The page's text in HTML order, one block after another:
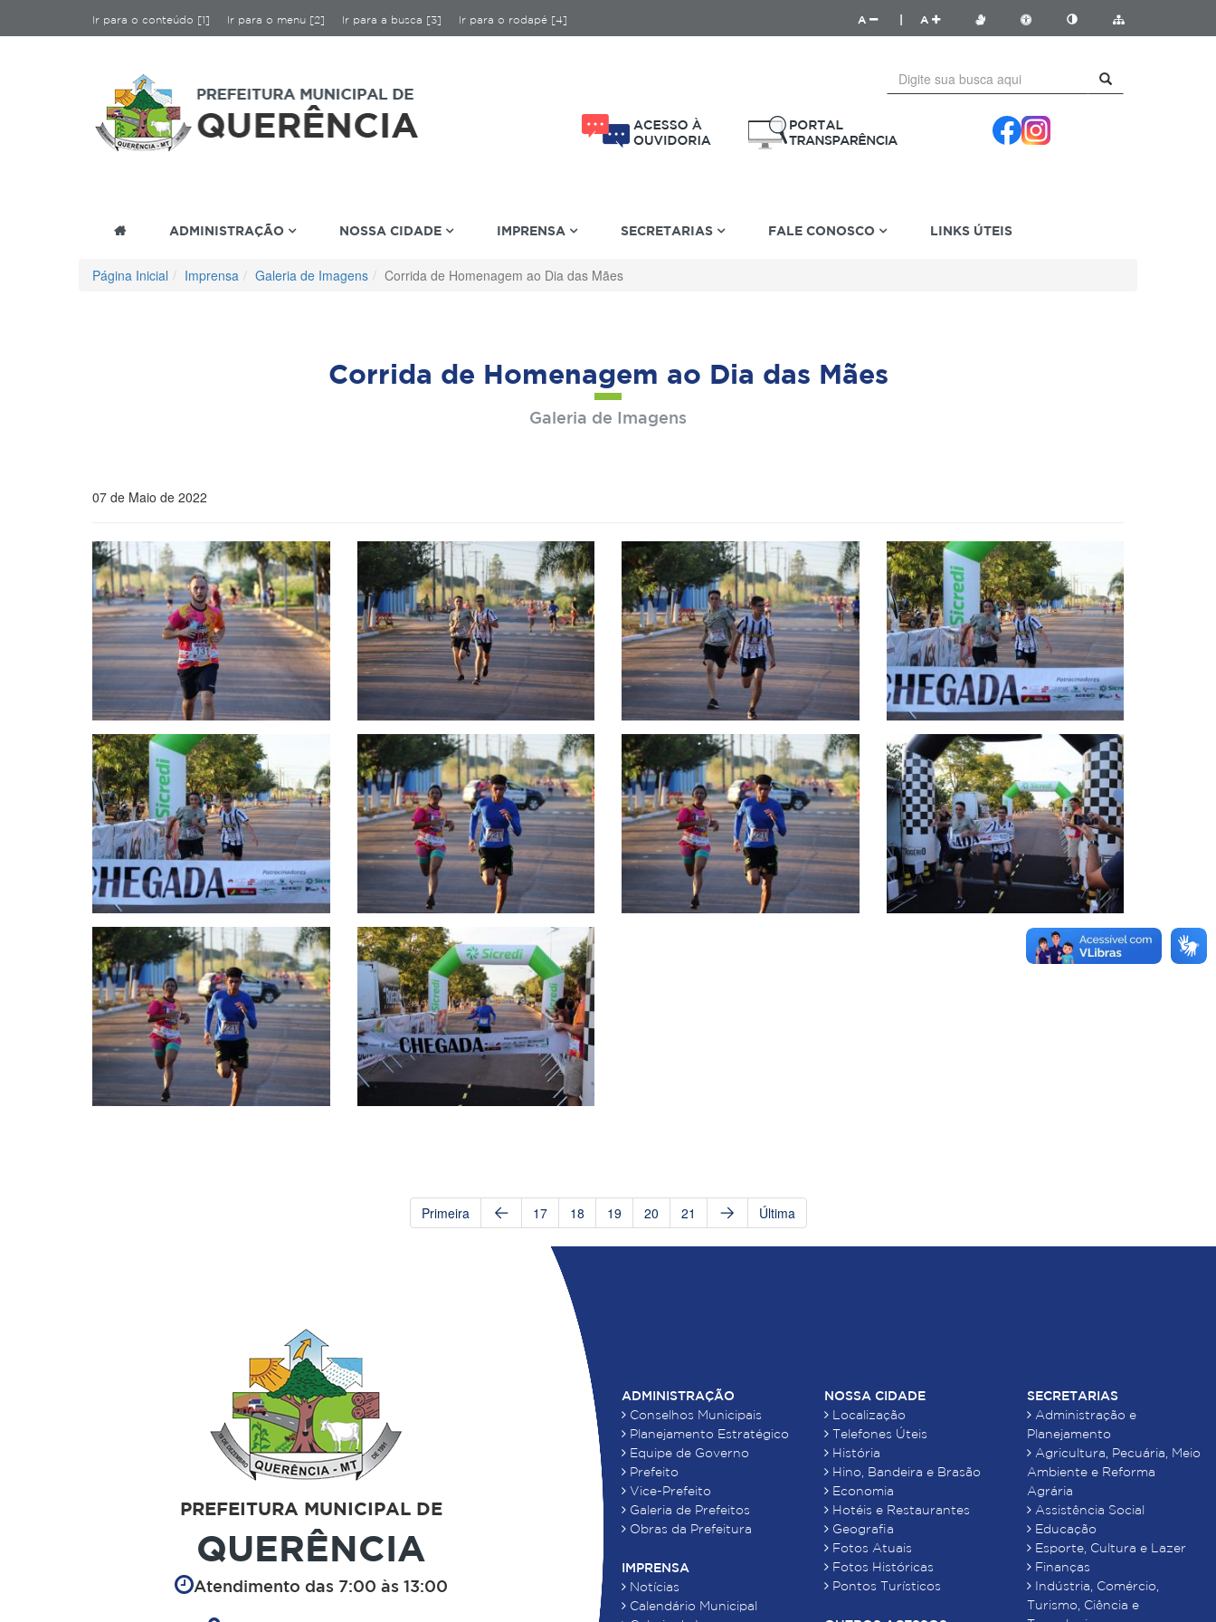
Ir para o conteúdo [1] Ir para o menu [2] Ir para a busca [3] Ir para o rodapé [4] A A
ADMINISTRAÇÃO NOSSA CIDADE IMPRENSA SECRETARIAS FALE CONOSCO LINKS ÚTEIS
Página Inicial Imprensa Galeria de Imagens Corrida de Homenagem ao Dia das Mães
Corrida de Homenagem ao Dia das Mães
Galeria de Imagens
07 de Maio de 2022
Primeira 17 18 19 20 21 Última
PREFEITURA MUNICIPAL DE
QUERÊNCIA
Atendimento das 7:00 às 13:00
ADMINISTRAÇÃO
Conselhos Municipais
Planejamento Estratégico
Equipe de Governo
Prefeito
Vice-Prefeito
Galeria de Prefeitos
Obras da Prefeitura
IMPRENSA
Notícias
Calendário Municipal
NOSSA CIDADE
Localização
Telefones Úteis
História
Hino, Bandeira e Brasão
Economia
Hotéis e Restaurantes
Geografia
Fotos Atuais
Fotos Históricas
Pontos Turísticos
SECRETARIAS
Administração e
Planejamento
Agricultura, Pecuária, Meio
Ambiente e Reforma
Agrária
Assistência Social
Educação
Esporte, Cultura e Lazer
Finanças
Indústria, Comércio,
Turismo, Ciência e